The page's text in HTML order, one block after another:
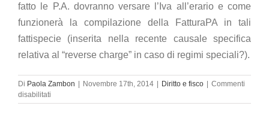
fatto le P.A. dovranno versare l’Iva all’erario e come
funzionerà la compilazione della FatturaPA in tali
fattispecie (inserita nella recente causale specifica
relativa al “reverse charge” in caso di regimi speciali?).
Di Paola Zambon | Novembre 17th, 2014 | Diritto e fisco | Commenti
disabilitati
Split